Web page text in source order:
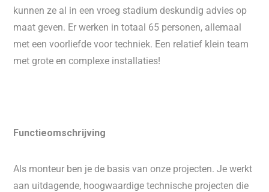
kunnen ze al in een vroeg stadium deskundig advies op
maat geven. Er werken in totaal 65 personen, allemaal
met een voorliefde voor techniek. Een relatief klein team
met grote en complexe installaties!
Functieomschrijving
Als monteur ben je de basis van onze projecten. Je werkt
aan uitdagende, hoogwaardige technische projecten die